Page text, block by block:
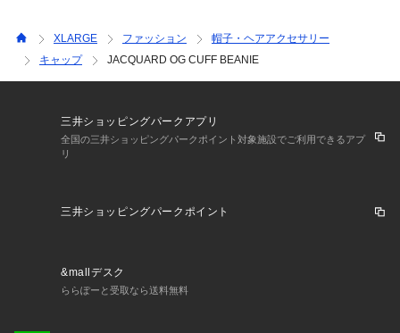
・雨や汗で濡れた場合、摩擦で他の物に色移りすることがあり
ますのでご注意ください。
・画像の商品は光の照射や角度により、実物と色味が異なる場
また表示のサイズ感と実物は若干異なる場合もございますの
で、予めご了承ください。
・商品の色味の目安は、商品単体の画像をご参照ください。
・予約商品など一部商品につきましては、生産の都合上、お届
商品コード 101254051007
(店舗でお問い合わせの際には、上記品番をお伝え下さい。)
XLARGE ファッション
帽子・ヘアアクセサリー
キャップ
JACQUARD OG CUFF BEANIE
三井ショッピングパークアプリ
全国の三井ショッピングパークポイント対象施設でご利用できるアプ
リ
三井ショッピングパークポイント
&mallデスク
ららぽーと受取なら送料無料